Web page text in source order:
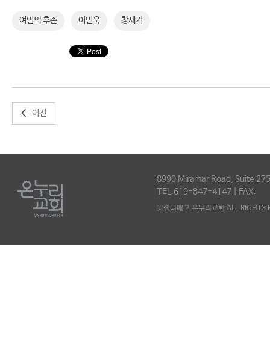
여인의 후손 이민욱 창세기
이전
8990 Miramar Road, Suite
TEL.619-847-4147 | FAX.
ⓒ샌디에고 온누리교회 ALL RIGHTS